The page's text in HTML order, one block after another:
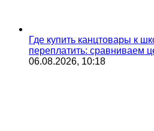
Где купить канцтовары к
переплатить: сравниваем
06.08.2026, 10:18